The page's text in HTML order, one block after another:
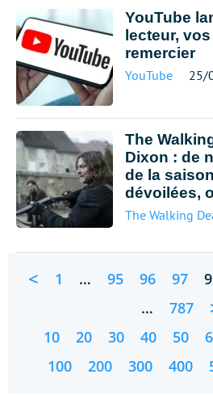
YouTube
lecteur,
remercier
YouTube 25/
The
Dixon : de
de la
dévoilées,
The Walking
< 1 … 95 96 97
…
787
10 20 30 40 50
100
200 300 400